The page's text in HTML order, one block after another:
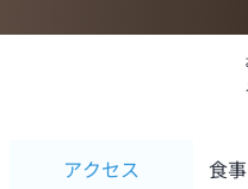
アクセス 食事